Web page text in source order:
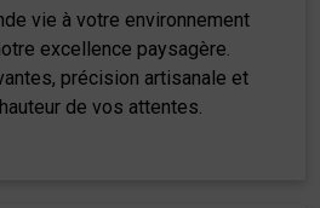
vie à votre environnement
excellence paysagère.
précision artisanale et
de vos attentes.